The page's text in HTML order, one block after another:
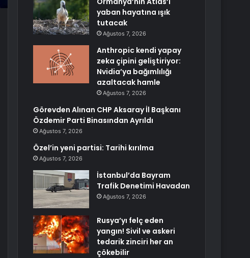
yaban hayatına ışık
tutacak
Ağustos 7, 2026
Anthropic kendi yapay
zeka çipini geliştiriyor:
Nvidia’ya bağımlılığı
azaltacak hamle
Ağustos 7, 2026
Görevden Alınan CHP Aksaray İl Başkanı
Özdemir Parti Binasından Ayrıldı
Ağustos 7, 2026
Özel’in yeni partisi: Tarihi kırılma
Ağustos 7, 2026
İstanbul’da Bayram
Trafik Denetimi Havadan
Ağustos 7, 2026
Rusya’yı felç eden
yangın! Sivil ve askeri
tedarik zinciri her an
çökebilir